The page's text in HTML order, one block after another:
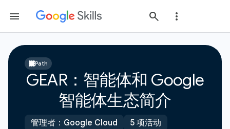
Path
GEAR：智能体和 Google
智能体生态简介
管理者：Google Cloud
5 项活动